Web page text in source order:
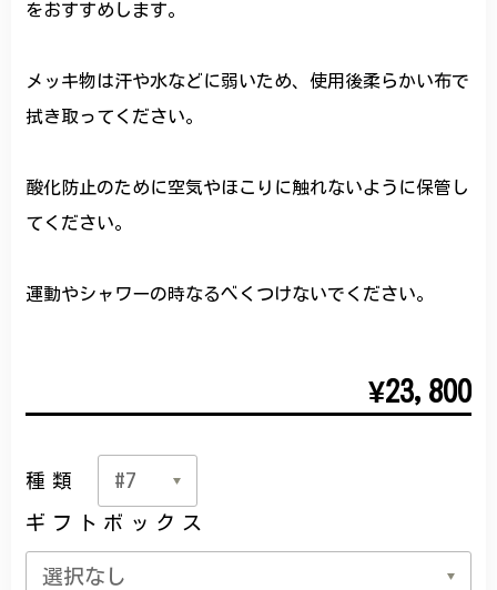
をおすすめします。
メッキ物は汗や水などに弱いため、使用後柔らかい布で
拭き取ってください。
酸化防止のために空気やほこりに触れないように保管し
てください。
運動やシャワーの時なるべくつけないでください。
¥23,800
種類
ギフトボックス